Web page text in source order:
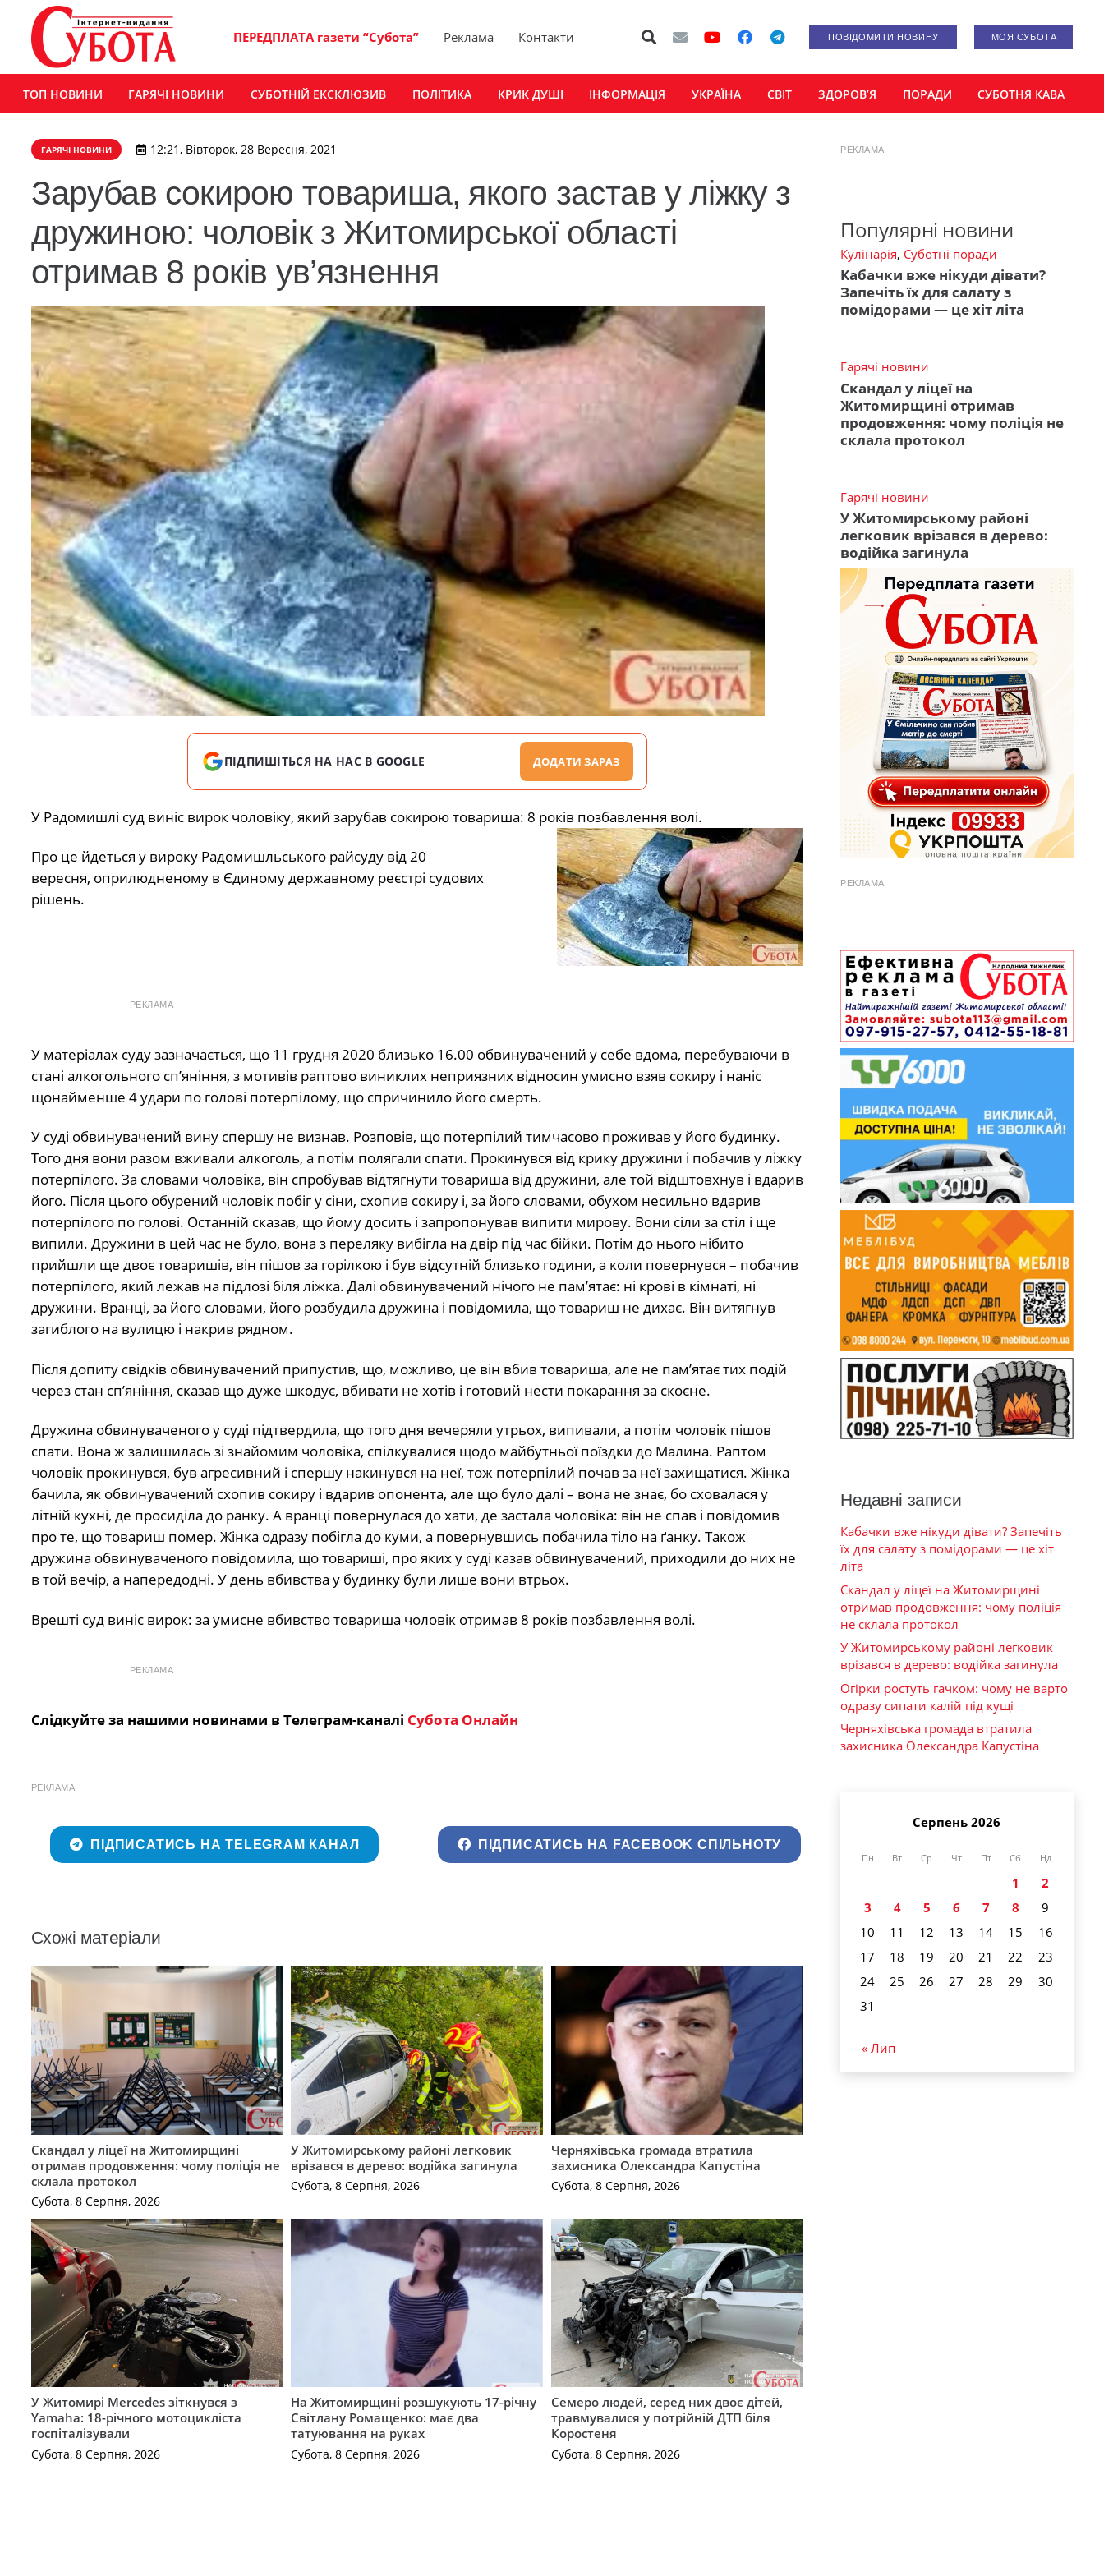
ПЕРЕДПЛАТА газети “Субота” Реклама Контакти ПОВІДОМИТИ НОВИНУ МОЯ СУБОТА
ТОП НОВИНИ ГАРЯЧІ НОВИНИ СУБОТНІЙ ЕКСКЛЮЗИВ ПОЛІТИКА КРИК ДУШІ ІНФОРМАЦІЯ УКРАЇНА СВІТ ЗДОРОВ’Я ПОРАДИ СУБОТНЯ КАВА
ГАРЯЧІ НОВИНИ 12:21, Вівторок, 28 Вересня, 2021
Зарубав сокирою товариша, якого застав у ліжку з
дружиною: чоловік з Житомирської області
отримав 8 років ув’язнення
ПІДПИШІТЬСЯ НА НАС В GOOGLE ДОДАТИ ЗАРАЗ
У Радомишлі суд виніс вирок чоловіку, який зарубав сокирою товариша: 8 років позбавлення волі.
Про це йдеться у вироку Радомишльського райсуду від 20
вересня, оприлюдненому в Єдиному державному реєстрі судових
рішень.
РЕКЛАМА
У матеріалах суду зазначається, що 11 грудня 2020 близько 16.00 обвинувачений у себе вдома, перебуваючи в
стані алкогольного сп’яніння, з мотивів раптово виниклих неприязних відносин умисно взяв сокиру і наніс
щонайменше 4 удари по голові потерпілому, що спричинило його смерть.
У суді обвинувачений вину спершу не визнав. Розповів, що потерпілий тимчасово проживав у його будинку.
Того дня вони разом вживали алкоголь, а потім полягали спати. Прокинувся від крику дружини і побачив у ліжку
потерпілого. За словами чоловіка, він спробував відтягнути товариша від дружини, але той відштовхнув і вдарив
його. Після цього обурений чоловік побіг у сіни, схопив сокиру і, за його словами, обухом несильно вдарив
потерпілого по голові. Останній сказав, що йому досить і запропонував випити мирову. Вони сіли за стіл і ще
випили. Дружини в цей час не було, вона з переляку вибігла на двір під час бійки. Потім до нього нібито
прийшли ще двоє товаришів, він пішов за горілкою і був відсутній близько години, а коли повернувся – побачив
потерпілого, який лежав на підлозі біля ліжка. Далі обвинувачений нічого не пам’ятає: ні крові в кімнаті, ні
дружини. Вранці, за його словами, його розбудила дружина і повідомила, що товариш не дихає. Він витягнув
загиблого на вулицю і накрив рядном.
Після допиту свідків обвинувачений припустив, що, можливо, це він вбив товариша, але не пам’ятає тих подій
через стан сп’яніння, сказав що дуже шкодує, вбивати не хотів і готовий нести покарання за скоєне.
Дружина обвинуваченого у суді підтвердила, що того дня вечеряли утрьох, випивали, а потім чоловік пішов
спати. Вона ж залишилась зі знайомим чоловіка, спілкувалися щодо майбутньої поїздки до Малина. Раптом
чоловік прокинувся, був агресивний і спершу накинувся на неї, тож потерпілий почав за неї захищатися. Жінка
бачила, як обвинувачений схопив сокиру і вдарив опонента, але що було далі – вона не знає, бо сховалася у
літній кухні, де просиділа до ранку. А вранці повернулася до хати, де застала чоловіка: він не спав і повідомив
про те, що товариш помер. Жінка одразу побігла до куми, а повернувшись побачила тіло на ґанку. Також
дружина обвинуваченого повідомила, що товариші, про яких у суді казав обвинувачений, приходили до них не
в той вечір, а напередодні. У день вбивства у будинку були лише вони втрьох.
Врешті суд виніс вирок: за умисне вбивство товариша чоловік отримав 8 років позбавлення волі.
РЕКЛАМА
Слідкуйте за нашими новинами в Телеграм-каналі Субота Онлайн
РЕКЛАМА
ПІДПИСАТИСЬ НА TELEGRAM КАНАЛ ПІДПИСАТИСЬ НА FACEBOOK СПІЛЬНОТУ
Схожі матеріали
Скандал у ліцеї на Житомирщині
отримав продовження: чому поліція не
склала протокол
Субота, 8 Серпня, 2026
У Житомирському районі легковик
врізався в дерево: водійка загинула
Субота, 8 Серпня, 2026
Черняхівська громада втратила
захисника Олександра Капустіна
Субота, 8 Серпня, 2026
У Житомирі Mercedes зіткнувся з
Yamaha: 18-річного мотоцикліста
госпіталізували
Субота, 8 Серпня, 2026
На Житомирщині розшукують 17-річну
Світлану Ромащенко: має два
татуювання на руках
Субота, 8 Серпня, 2026
Семеро людей, серед них двоє дітей,
травмувалися у потрійній ДТП біля
Коростеня
Субота, 8 Серпня, 2026
РЕКЛАМА
Популярні новини
Кулінарія, Суботні поради
Кабачки вже нікуди дівати?
Запечіть їх для салату з
помідорами — це хіт літа
Гарячі новини
Скандал у ліцеї на
Житомирщині отримав
продовження: чому поліція не
склала протокол
Гарячі новини
У Житомирському районі
легковик врізався в дерево:
водійка загинула
РЕКЛАМА
Недавні записи
Кабачки вже нікуди дівати? Запечіть
їх для салату з помідорами — це хіт
літа
Скандал у ліцеї на Житомирщині
отримав продовження: чому поліція
не склала протокол
У Житомирському районі легковик
врізався в дерево: водійка загинула
Огірки ростуть гачком: чому не варто
одразу сипати калій під кущі
Черняхівська громада втратила
захисника Олександра Капустіна
Серпень 2026
Пн Вт Ср Чт Пт Сб Нд
1
2
3
4 5 6 7 8
9
10
11 12 13 14 15
16
17
18 19 20 21 22
23
24
25 26 27 28 29
30
31
« Лип